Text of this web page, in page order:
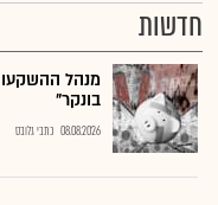
חדשות
מנהל
בונקר"
08.08.2026 כתבי גלובס